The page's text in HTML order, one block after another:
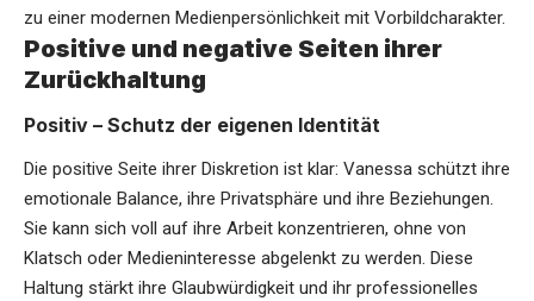
zu einer modernen Medienpersönlichkeit mit Vorbildcharakter.
Positive und negative Seiten ihrer
Zurückhaltung
Positiv – Schutz der eigenen Identität
Die positive Seite ihrer Diskretion ist klar: Vanessa schützt ihre
emotionale Balance, ihre Privatsphäre und ihre Beziehungen.
Sie kann sich voll auf ihre Arbeit konzentrieren, ohne von
Klatsch oder Medieninteresse abgelenkt zu werden. Diese
Haltung stärkt ihre Glaubwürdigkeit und ihr professionelles